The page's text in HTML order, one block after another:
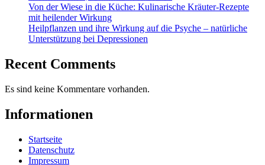
Von der Wiese in die Küche: Kulinarische Kräuter-Rezepte
mit heilender Wirkung
Heilpflanzen und ihre Wirkung auf die Psyche – natürliche
Unterstützung bei Depressionen
Recent Comments
Es sind keine Kommentare vorhanden.
Informationen
Startseite
Datenschutz
Impressum